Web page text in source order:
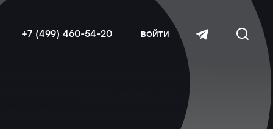
+7 (499) 460-54-20 войти